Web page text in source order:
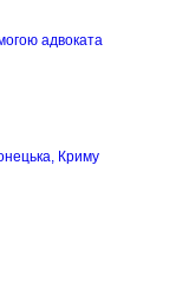
адвоката
Криму